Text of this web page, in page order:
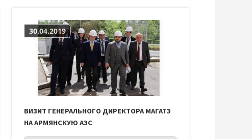
30.04.2019
ВИЗИТ ГЕНЕРАЛЬНОГО ДИРЕКТОРА МАГАТЭ
НА АРМЯНСКУЮ АЭС